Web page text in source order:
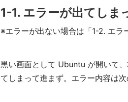
1-1. エラーが出てしま
※エラーが出ない場合は「1-2. エラ
黒い画面として Ubuntu が開いて
てしまって進まず。エラー内容は次